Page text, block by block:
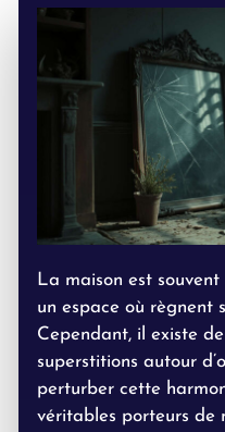
La maison est
un espace où règnent
Cependant, il existe
superstitions autour
perturber cette
véritables porteurs de